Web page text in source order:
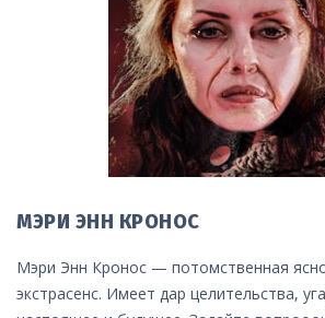
МЭРИ ЭНН КРОНОС
Мэри Энн Кронос — потомственная
экстрасенс. Имеет дар целительства,